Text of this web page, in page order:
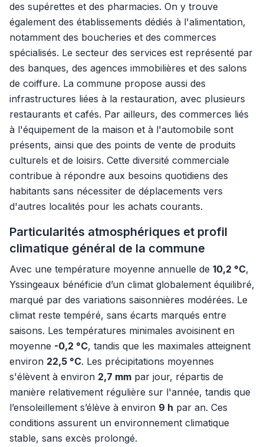
des supérettes et des pharmacies. On y trouve
également des établissements dédiés à l'alimentation,
notamment des boucheries et des commerces
spécialisés. Le secteur des services est représenté par
des banques, des agences immobilières et des salons
de coiffure. La commune propose aussi des
infrastructures liées à la restauration, avec plusieurs
restaurants et cafés. Par ailleurs, des commerces liés
à l'équipement de la maison et à l'automobile sont
présents, ainsi que des points de vente de produits
culturels et de loisirs. Cette diversité commerciale
contribue à répondre aux besoins quotidiens des
habitants sans nécessiter de déplacements vers
d'autres localités pour les achats courants.
Particularités atmosphériques et profil
climatique général de la commune
Avec une température moyenne annuelle de 10,2 °C,
Yssingeaux bénéficie d’un climat globalement équilibré,
marqué par des variations saisonnières modérées. Le
climat reste tempéré, sans écarts marqués entre
saisons. Les températures minimales avoisinent en
moyenne -0,2 °C, tandis que les maximales atteignent
environ 22,5 °C. Les précipitations moyennes
s'élèvent à environ 2,7 mm par jour, répartis de
manière relativement régulière sur l'année, tandis que
l’ensoleillement s’élève à environ 9 h par an. Ces
conditions assurent un environnement climatique
stable, sans excès prolongé.